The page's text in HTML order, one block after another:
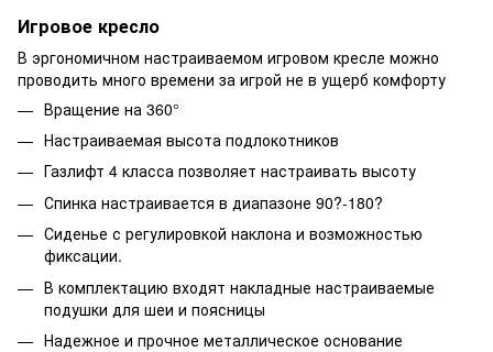
Игровое кресло
В эргономичном настраиваемом игровом кресле можно
проводить много времени за игрой не в ущерб комфорту
Вращение на 360°
Настраиваемая высота подлокотников
Газлифт 4 класса позволяет настраивать высоту
Спинка настраивается в диапазоне 90?-180?
Сиденье с регулировкой наклона и возможностью
фиксации.
В комплектацию входят накладные настраиваемые
подушки для шеи и поясницы
Надежное и прочное металлическое основание